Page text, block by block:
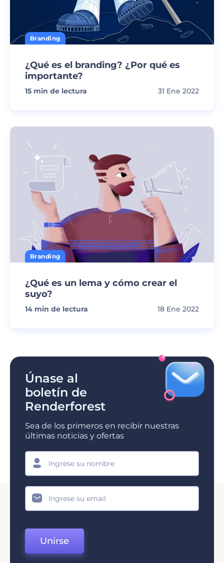
Branding
¿Qué es el branding? ¿Por qué es
importante?
15 min de lectura 31 Ene 2022
Branding
¿Qué es un lema y cómo crear el
suyo?
14 min de lectura 18 Ene 2022
Únase al
boletín de
Renderforest
Sea de los primeros en recibir nuestras
últimas noticias y ofertas
Unirse